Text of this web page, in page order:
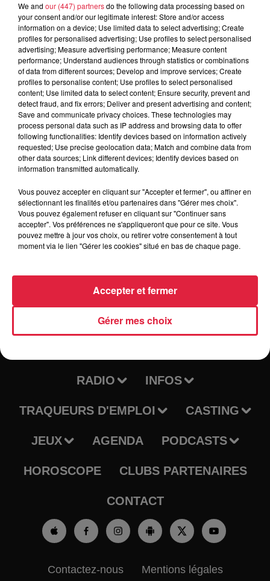
Ajouter à votre calendrier
Date
du 3 janvier 2020 à 0h00
au3 janvier 2020 à 0h00
Lieu Salle des fêtes - ROPPENHEIM (67)
Tarif Gratuit
RADIO INFOS
TRAQUEURS D'EMPLOI CASTING
JEUX AGENDA PODCASTS
HOROSCOPE CLUBS PARTENAIRES
CONTACT
Contactez-nous Mentions légales
We and our (447) partnersdo the following data processing based on
your consent and/or our legitimate interest: Store and/or access
information on a device; Use limited data to select advertising; Create
profiles for personalised advertising; Use profiles to select personalised
advertising; Measure advertising performance; Measure content
performance; Understand audiences through statistics or combinations
of data from different sources; Develop and improve services; Create
profiles to personalise content; Use profiles to select personalised
content; Use limited data to select content; Ensure security, prevent and
detect fraud, and fix errors; Deliver and present advertising and content;
Save and communicate privacy choices. These technologies may
process personal data such as IP address and browsing data to offer
following functionalities: Identify devices based on information actively
requested; Use precise geolocation data; Match and combine data from
other data sources; Link different devices; Identify devices based on
information transmitted automatically.
Vous pouvez accepter en cliquant sur "Accepter et fermer", ou affiner en
sélectionnant les finalités et/ou partenaires dans "Gérer mes choix".
Vous pouvez également refuser en cliquant sur "Continuer sans
accepter". Vos préférences ne s'appliqueront que pour ce site. Vous
pouvez mettre à jour vos choix, ou retirer votre consentement à tout
moment via le lien "Gérer les cookies" situé en bas de chaque page.
Gérer mes choix
Accepter et fermer